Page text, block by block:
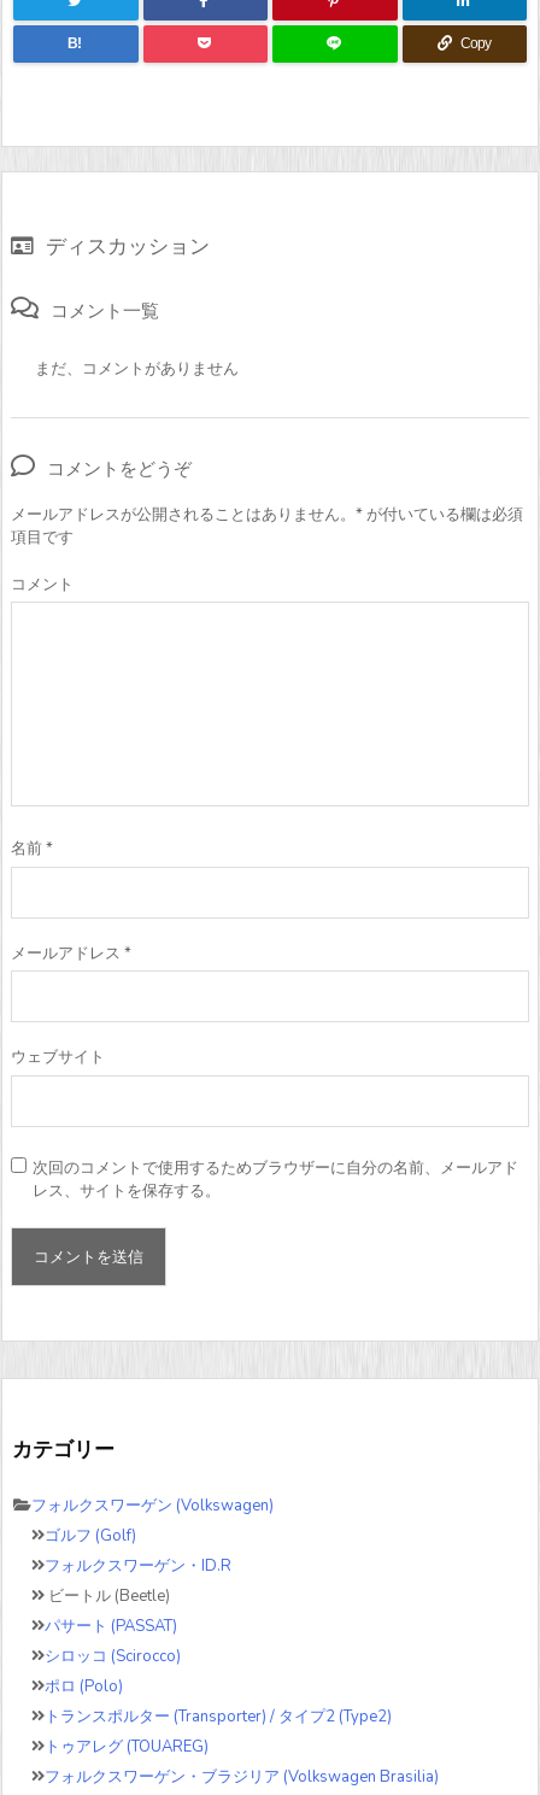
B! Copy
ディスカッション
コメント一覧
まだ、コメントがありません
コメントをどうぞ
メールアドレスが公開されることはありません。 * が付いている欄は必須
項目です
コメント
名前*
メールアドレス *
ウェブサイト
次回のコメントで使用するためブラウザーに自分の名前、メールアド
レス、サイトを保存する。
カテゴリー
フォルクスワーゲン (Volkswagen)
ゴルフ (Golf)
フォルクスワーゲン・ID.R
ビートル (Beetle)
パサート (PASSAT)
シロッコ (Scirocco)
ポロ (Polo)
トランスポルター (Transporter) / タイプ2 (Type2)
トゥアレグ (TOUAREG)
フォルクスワーゲン・ブラジリア (Volkswagen Brasilia)